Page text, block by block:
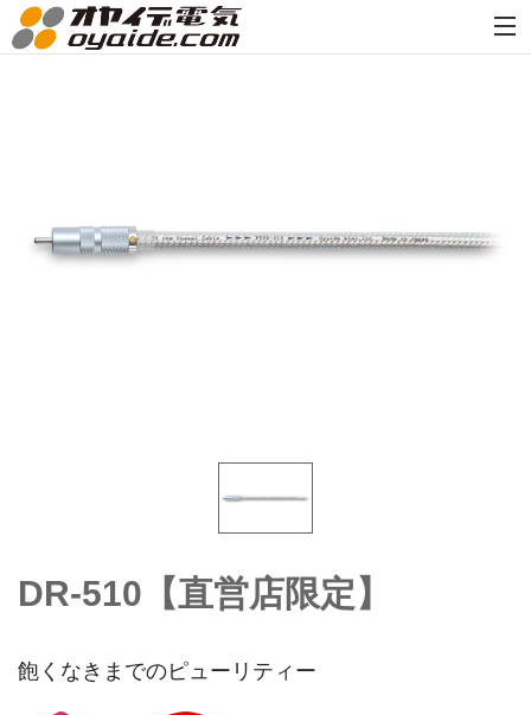
DR-510【直営店限定】
飽くなきまでのピューリティー